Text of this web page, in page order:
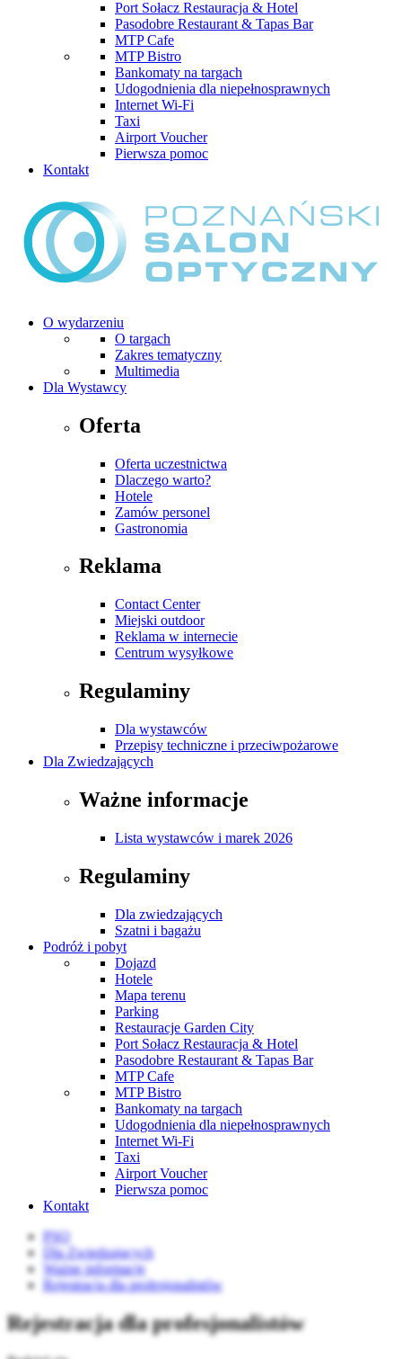
Port Sołacz Restauracja & Hotel
Pasodobre Restaurant & Tapas Bar
MTP Cafe
MTP Bistro
Bankomaty na targach
Udogodnienia dla niepełnosprawnych
Internet Wi-Fi
Taxi
Airport Voucher
Pierwsza pomoc
Kontakt
O wydarzeniu
O targach
Zakres tematyczny
Multimedia
Dla Wystawcy
Oferta
Oferta uczestnictwa
Dlaczego warto?
Hotele
Zamów personel
Gastronomia
Reklama
Contact Center
Miejski outdoor
Reklama w internecie
Centrum wysyłkowe
Regulaminy
Dla wystawców
Przepisy techniczne i przeciwpożarowe
Dla Zwiedzających
Ważne informacje
Lista wystawców i marek 2026
Regulaminy
Dla zwiedzających
Szatni i bagażu
Podróż i pobyt
Dojazd
Hotele
Mapa terenu
Parking
Restauracje Garden City
Port Sołacz Restauracja & Hotel
Pasodobre Restaurant & Tapas Bar
MTP Cafe
MTP Bistro
Bankomaty na targach
Udogodnienia dla niepełnosprawnych
Internet Wi-Fi
Taxi
Airport Voucher
Pierwsza pomoc
Kontakt
PSO
Dla Zwiedzających
Ważne informacje
Rejestracja dla profesjonalistów
Rejestracja dla profesjonalistów